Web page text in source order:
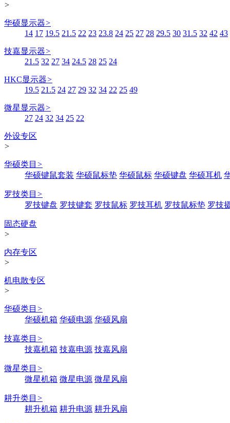
>
华硕显示器>
14 17 19.5 21.5 22 23 23.8 24 25 27 28 29.5 30 31.5 32 42 43
技嘉显示器>
21.5 32 27 34 24.5 28 25 24
HKC显示器>
19.5 21.5 24 27 29 32 34 22 25 49
微星显示器>
27 24 32 34 25 22
外设专区
>
华硕类目 >
华硕键鼠套装 华硕鼠标垫 华硕鼠标 华硕键盘 华硕耳机
罗技类目 >
罗技键盘 罗技键套 罗技鼠标 罗技耳机 罗技鼠标垫 罗技
固态硬盘
>
内存专区
>
机电散专区
>
华硕类目 >
华硕机箱 华硕电源 华硕风扇
技嘉类目 >
技嘉机箱 技嘉电源 技嘉风扇
微星类目 >
微星机箱 微星电源 微星风扇
耕升类目 >
耕升机箱 耕升电源 耕升风扇